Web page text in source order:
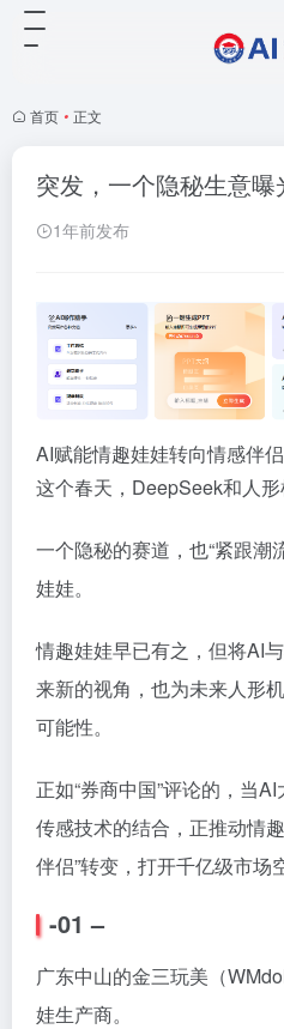
首页 • 正文
突发，一个隐秘生意
1年前发布
AI赋能情趣娃娃转向情感伴
这个春天，DeepSeek和人形
一个隐秘的赛道，也“紧跟潮
娃娃。
情趣娃娃早已有之，但将AI
来新的视角，也为未来人形
可能性。
正如“券商中国”评论的，当
传感技术的结合，正推动情
伴侣”转变，打开千亿级市场
-01 –
广东中山的金三玩美（
娃生产商。